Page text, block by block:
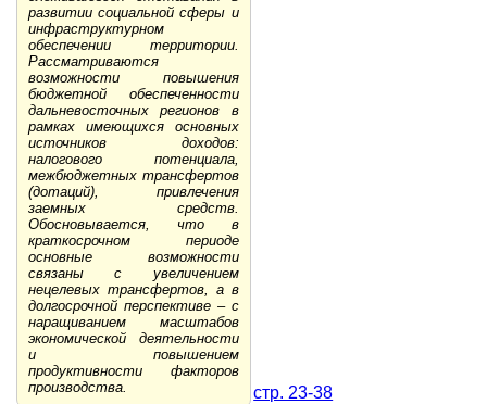
развитии социальной сферы и
инфраструктурном
обеспечении территории.
Рассматриваются
возможности повышения
бюджетной обеспеченности
дальневосточных регионов в
рамках имеющихся основных
источников доходов:
налогового потенциала,
межбюджетных трансфертов
(дотаций), привлечения
заемных средств.
Обосновывается, что в
краткосрочном периоде
основные возможности
связаны с увеличением
нецелевых трансфертов, а в
долгосрочной перспективе – с
наращиванием масштабов
экономической деятельности
и повышением
продуктивности факторов
производства.
стр. 23-38